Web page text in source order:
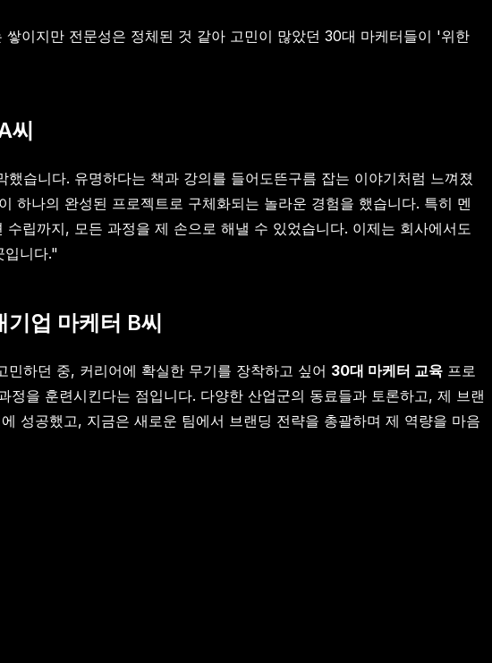
이지만 전문성은 정체된 것 같아 고민이 많았던 30대 마케터들이 '위한
씨
습니다. 유명하다는 책과 강의를 들어도뜬구름 잡는 이야기처럼 느껴졌
하나의 완성된 프로젝트로 구체화되는 놀라운 경험을 했습니다. 특히 멘
립까지, 모든 과정을 제 손으로 해낼 수 있었습니다. 이제는 회사에서도
입니다."
업 마케터 B씨
하던 중, 커리어에 확실한 무기를 장착하고 싶어 30대 마케터 교육 프로
을 훈련시킨다는 점입니다. 다양한 산업군의 동료들과 토론하고, 제 브랜
성공했고, 지금은 새로운 팀에서 브랜딩 전략을 총괄하며 제 역량을 마음